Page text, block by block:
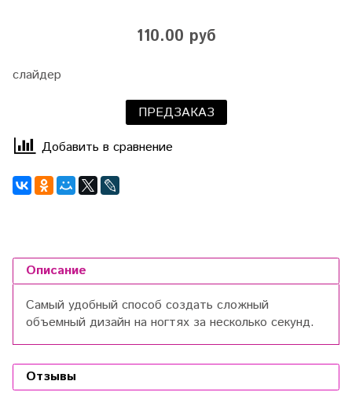
110.00 руб
слайдер
ПРЕДЗАКАЗ
Добавить в сравнение
Описание
Самый удобный способ создать сложный
объемный дизайн на ногтях за несколько секунд.
Отзывы